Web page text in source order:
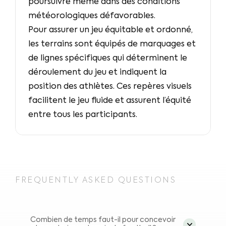
poursuivre même dans des conditions
météorologiques défavorables.
Pour assurer un jeu équitable et ordonné,
les terrains sont équipés de marquages et
de lignes spécifiques qui déterminent le
déroulement du jeu et indiquent la
position des athlètes. Ces repères visuels
facilitent le jeu fluide et assurent l’équité
entre tous les participants.
FREQUENTLY ASKED QUESTIONS
Combien de temps faut-il pour concevoir